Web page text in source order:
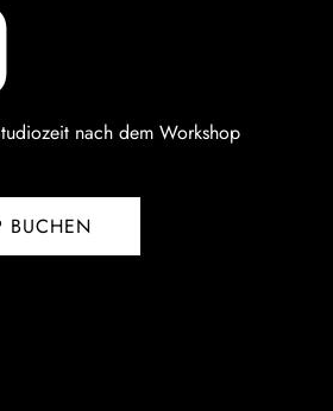
nach dem Workshop
BUCHEN